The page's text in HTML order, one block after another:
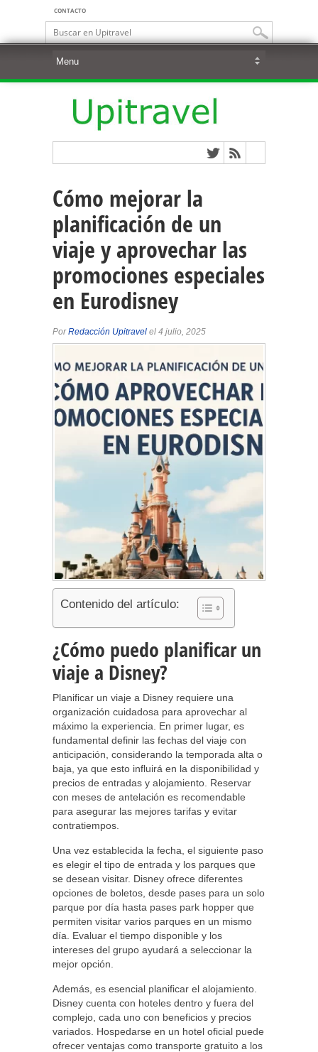
CONTACTO
Cómo mejorar la
planificación de un
viaje y aprovechar las
promociones especiales
en Eurodisney
PorRedacción Upitravel el 4 julio, 2025
Contenido del artículo:
¿Cómo puedo planificar un
viaje a Disney?
Planificar un viaje a Disney requiere una
organización cuidadosa para aprovechar al
máximo la experiencia. En primer lugar, es
fundamental definir las fechas del viaje con
anticipación, considerando la temporada alta o
baja, ya que esto influirá en la disponibilidad y
precios de entradas y alojamiento. Reservar
con meses de antelación es recomendable
para asegurar las mejores tarifas y evitar
contratiempos.
Una vez establecida la fecha, el siguiente paso
es elegir el tipo de entrada y los parques que
se desean visitar. Disney ofrece diferentes
opciones de boletos, desde pases para un solo
parque por día hasta pases park hopper que
permiten visitar varios parques en un mismo
día. Evaluar el tiempo disponible y los
intereses del grupo ayudará a seleccionar la
mejor opción.
Además, es esencial planificar el alojamiento.
Disney cuenta con hoteles dentro y fuera del
complejo, cada uno con beneficios y precios
variados. Hospedarse en un hotel oficial puede
ofrecer ventajas como transporte gratuito a los